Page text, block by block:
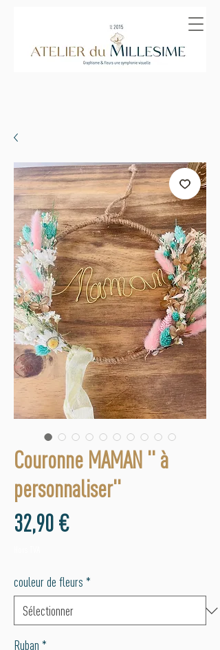
Couronne MAMAN " à
personnaliser"
32,90 €Prix
couleur de fleurs *
Ruban *